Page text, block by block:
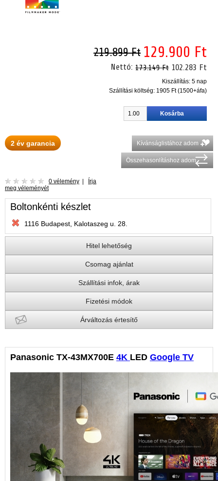
219.899 Ft 129.900 Ft
Nettó:173.149 Ft 102.283 Ft
Kiszállítás: 5 nap
Szállítási költség: 1905 Ft (1500+áfa)
2 év garancia Kívánságlistához adom
Összehasonlításhoz adom
0 vélemény | Írja
meg véleményét
Boltonkénti készlet
1116 Budapest, Kalotaszeg u. 28.
Hitel lehetőség
Csomag ajánlat
Szállítási infok, árak
Fizetési módok
Árváltozás értesítő
Panasonic TX-43MX700E 4K LED Google TV